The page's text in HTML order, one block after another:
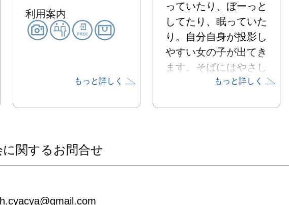
利用案内
もっと詳しく
っていたり、ぼーっと
してたり、眠っていた
り。自分自身が投影し
やすい女の子が出てき
ます。そばにはやさし
い生きものがいてくれ
もっと詳しく
に関するお問合せ